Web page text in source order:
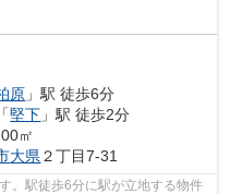
原 」駅 徒歩6分
「堅下 」駅 徒歩2分
㎡
大県 ２丁目7-31
。駅徒歩6分に駅が立地する物件